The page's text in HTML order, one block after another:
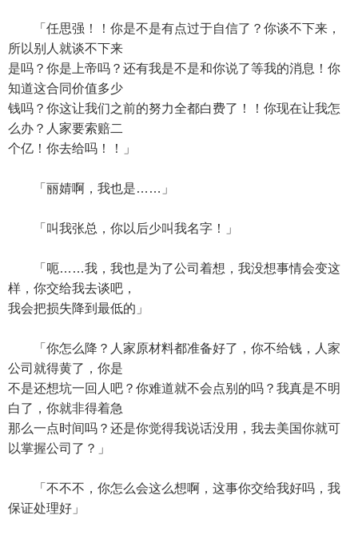
「任思强！！你是不是有点过于自信了？你谈不下来，
所以别人就谈不下来
是吗？你是上帝吗？还有我是不是和你说了等我的消息！你
知道这合同价值多少
钱吗？你这让我们之前的努力全都白费了！！你现在让我怎
么办？人家要索赔二
个亿！你去给吗！！」
「丽婧啊，我也是……」
「叫我张总，你以后少叫我名字！」
「呃……我，我也是为了公司着想，我没想事情会变这
样，你交给我去谈吧，
我会把损失降到最低的」
「你怎么降？人家原材料都准备好了，你不给钱，人家
公司就得黄了，你是
不是还想坑一回人吧？你难道就不会点别的吗？我真是不明
白了，你就非得着急
那么一点时间吗？还是你觉得我说话没用，我去美国你就可
以掌握公司了？」
「不不不，你怎么会这么想啊，这事你交给我好吗，我
保证处理好」